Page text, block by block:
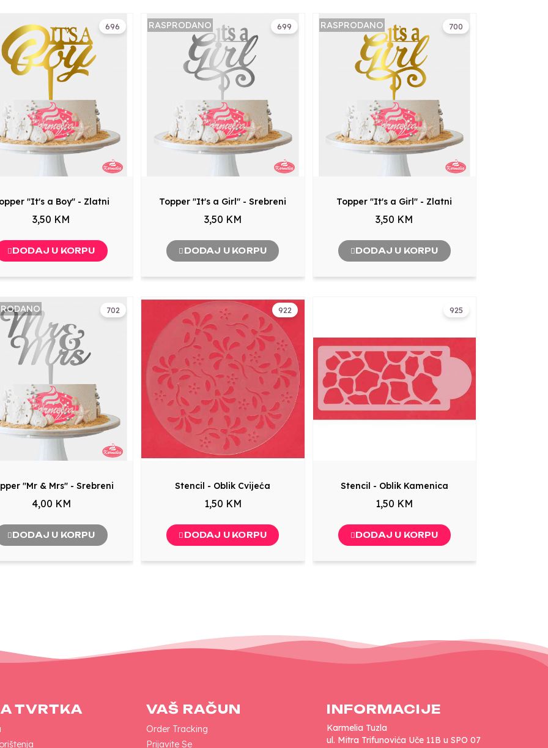
696
"It's a Boy" - Zlatni
3,50 KM
DODAJ U KORPU
699
RASPRODANO
Topper "It's a Girl" - Srebreni
3,50 KM
DODAJ U KORPU
700
RASPRODANO
Topper "It's a Girl" - Zlatni
3,50 KM
DODAJ U KORPU
702
"Mr & Mrs" - Srebreni
4,00 KM
DODAJ U KORPU
922
Stencil - Oblik Cvijeća
1,50 KM
DODAJ U KORPU
925
Stencil - Oblik Kamenica
1,50 KM
DODAJ U KORPU
TVRTKA VAŠ RAČUN
Order Tracking
Prijavite Se
INFORMACIJE
Karmelia Tuzla
ul. Mitra Trifunovića Uče 11B u SPO 07